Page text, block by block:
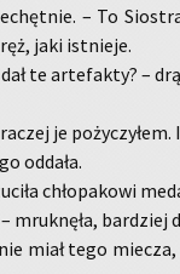
– To
jaki ist­nie­je.
te ar­te­fak­ty? –
je
od­da­ła.
chło­pa­ko­wi
mruk­nę­ła, bar­dziej
miał tego